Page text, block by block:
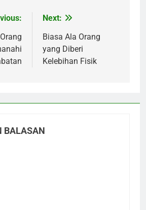
Next:
Biasa Ala Orang
yang Diberi
Kelebihan Fisik
BALASAN